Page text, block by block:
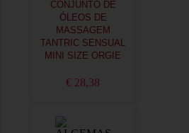
CONJUNTO DE
ÓLEOS DE
MASSAGEM
TANTRIC SENSUAL
MINI SIZE ORGIE
€ 28,38